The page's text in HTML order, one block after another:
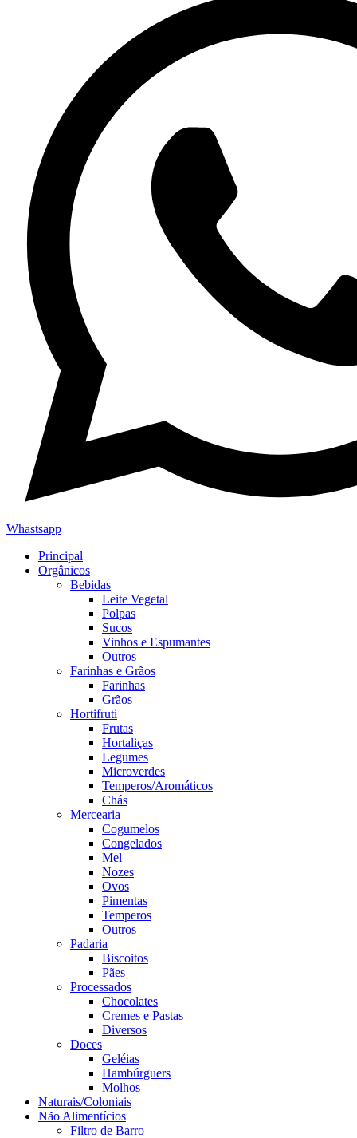
Whastsapp
Principal
Orgânicos
Bebidas
Leite Vegetal
Polpas
Sucos
Vinhos e Espumantes
Outros
Farinhas e Grãos
Farinhas
Grãos
Hortifruti
Frutas
Hortaliças
Legumes
Microverdes
Temperos/Aromáticos
Chás
Mercearia
Cogumelos
Congelados
Mel
Nozes
Ovos
Pimentas
Temperos
Outros
Padaria
Biscoitos
Pães
Processados
Chocolates
Cremes e Pastas
Diversos
Doces
Geléias
Hambúrguers
Molhos
Naturais/Coloniais
Não Alimentícios
Filtro de Barro